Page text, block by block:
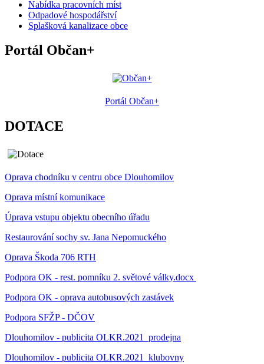
Nabídka pracovních míst
Odpadové hospodářství
Splašková kanalizace obce
Portál Občan+
Portál Občan+
DOTACE
Oprava chodníku v centru obce Dlouhomilov
Oprava místní komunikace
Úprava vstupu objektu obecního úřadu
Restaurování sochy sv. Jana Nepomuckého
Oprava Škoda 706 RTH
Podpora OK - rest. pomníku 2. světové války.docx
Podpora OK - oprava autobusových zastávek
Podpora SFŽP - DČOV
Dlouhomilov - publicita OLKR.2021_prodejna
Dlouhomilov - publicita OLKR.2021_klubovny